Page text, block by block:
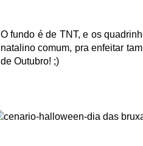
O fundo é de TNT, e os
natalino comum, pra enfeitar
de Outubro! ;)